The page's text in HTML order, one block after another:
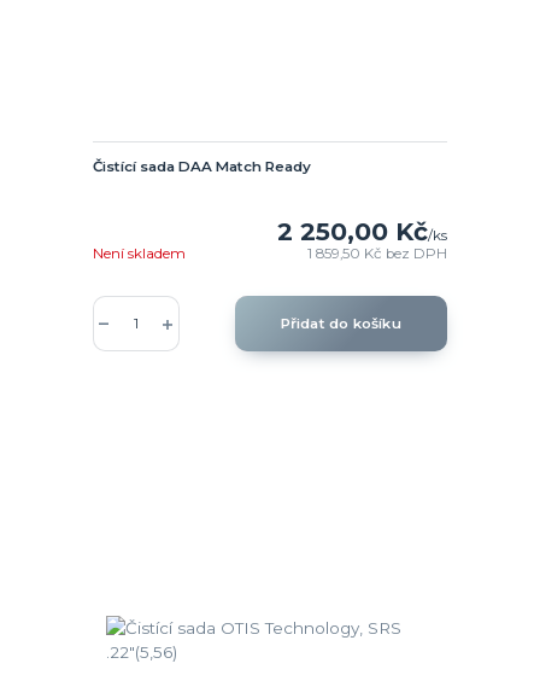
Čistící sada DAA Match Ready
2 250,00 Kč/ks
1 859,50 Kč bez DPH
Není skladem
Přidat do košíku